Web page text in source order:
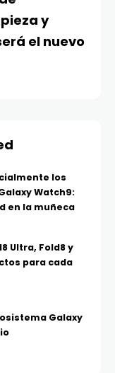
y
el nuevo
los
Watch9:
en la muñeca
Ultra, Fold8 y
para cada
Galaxy